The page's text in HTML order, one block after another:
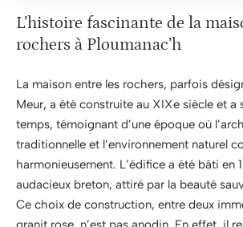
L’histoire fascinante de la
rochers à Ploumanac’h
La maison entre les rochers, parfois
Meur, a été construite au XIXe siècle et a
temps, témoignant d’une époque où
traditionnelle et l’environnement naturel
harmonieusement. L’édifice a été bâti en
audacieux breton, attiré par la beauté
Ce choix de construction, entre deux